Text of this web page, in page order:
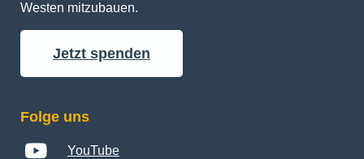
Westen mitzubauen.
Jetzt spenden
Folge uns
YouTube